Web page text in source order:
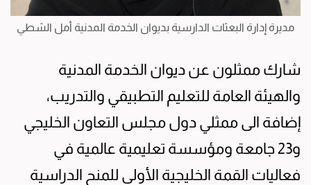
مديرة إدارة البعثات الدارسية بديوان الخدمة المدنية أمل الشطي
شارك ممثلون عن ديوان الخدمة المدنية
والهيئة العامة للتعليم التطبيقي والتدريب،
إضافة الى ممثلي دول مجلس التعاون الخليجي
و23 جامعة ومؤسسة تعليمية عالمية في
فعاليات القمة الخليجية الأولى للمنح الدراسية